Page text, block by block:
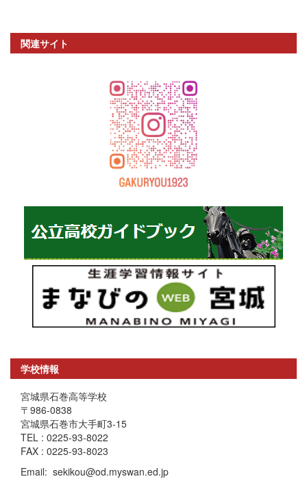
関連サイト
学校情報
宮城県石巻高等学校
〒986-0838
宮城県石巻市大手町3-15
TEL : 0225-93-8022
FAX : 0225-93-8023
Email: sekikou@od.myswan.ed.jp